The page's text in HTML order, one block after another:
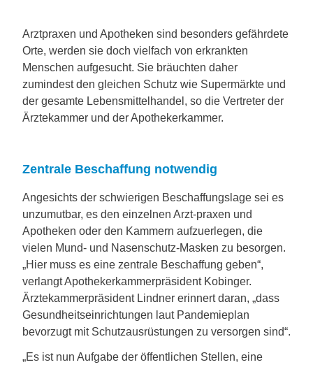
Arztpraxen und Apotheken sind besonders gefährdete
Orte, werden sie doch vielfach von erkrankten
Menschen aufgesucht. Sie bräuchten daher
zumindest den gleichen Schutz wie Supermärkte und
der gesamte Lebensmittelhandel, so die Vertreter der
Ärztekammer und der Apothekerkammer.
Zentrale Beschaffung notwendig
Angesichts der schwierigen Beschaffungslage sei es
unzumutbar, es den einzelnen Arzt-praxen und
Apotheken oder den Kammern aufzuerlegen, die
vielen Mund- und Nasenschutz-Masken zu besorgen.
„Hier muss es eine zentrale Beschaffung geben“,
verlangt Apothekerkammerpräsident Kobinger.
Ärztekammerpräsident Lindner erinnert daran, „dass
Gesundheitseinrichtungen laut Pandemieplan
bevorzugt mit Schutzausrüstungen zu versorgen sind“.
„Es ist nun Aufgabe der öffentlichen Stellen, eine